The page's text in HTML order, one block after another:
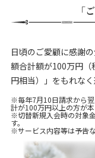
「
日頃のご愛顧に感謝
額合計額が100万円（
円相当）」をもれなく
※毎年7月10日請求から
計が100万円以上の方が
※切替新規入会時の対象
す。
※サービス内容等は予告